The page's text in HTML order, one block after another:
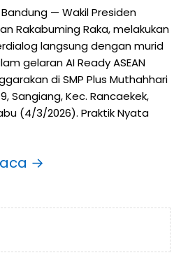
— Wakil Presiden
Rakabuming Raka, melakukan
langsung dengan murid
gelaran AI Ready ASEAN
di SMP Plus Muthahhari
Sangiang, Kec. Rancaekek,
(4/3/2026). Praktik Nyata
→